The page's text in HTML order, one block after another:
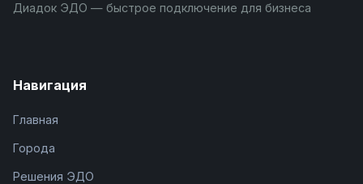
Диадок ЭДО — быстрое подключение для бизнеса
Навигация
Главная
Города
Решения ЭДО